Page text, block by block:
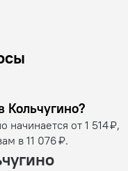
в отеле в Кольчугино?
от 1 514 ₽,
в 11 076 ₽.